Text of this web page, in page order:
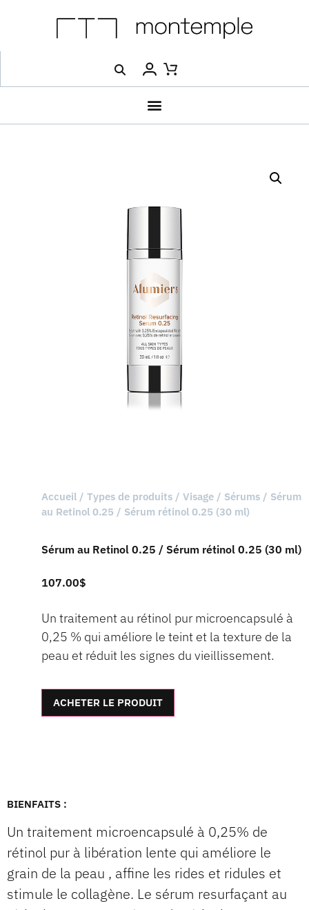
Accueil / Types de produits / Visage / Sérums / Sérum
au Retinol 0.25 / Sérum rétinol 0.25 (30 ml)
Sérum au Retinol 0.25 / Sérum rétinol 0.25 (30 ml)
107.00$
Un traitement au rétinol pur microencapsulé à
0,25 % qui améliore le teint et la texture de la
peau et réduit les signes du vieillissement.
ACHETER LE PRODUIT
BIENFAITS :
Un traitement microencapsulé à 0,25% de
rétinol pur à libération lente qui améliore le
grain de la peau , affine les rides et ridules et
stimule le collagène. Le sérum resurfaçant au